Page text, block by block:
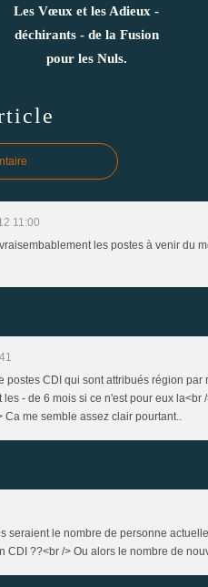
Les Vœux et les Adieux -
déchirants - de la Fusion
pour les Nuls.
11:00
les postes à venir du
postes CDI qui sont attribués région
- de 6 mois si ce n'est pour eux
me semble assez clair pourtant..
seraient le nombre de personne
CDI ??<br /> Ou alors le nombre de